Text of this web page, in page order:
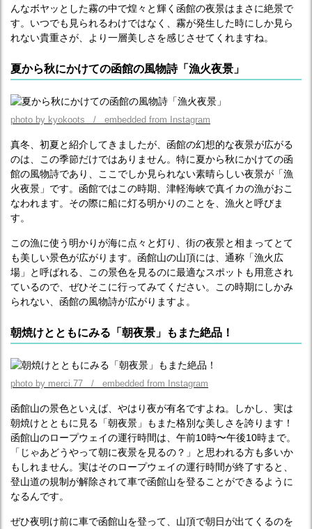
んなボヤッとした霧の中で煌々と輝く函館の夜景はまさに絶景で
す。いつでも見られるわけではなく、霧が発生した時にしか見ら
れない貴重さが、より一層美しさを感じさせてくれますね。
夏から秋にかけての函館の風物詩「漁火夜景」
photo by kyokoots / embedded from Instagram
真冬、初夏と紹介してきましたが、函館の幻想的な夜景が広がる
のは、この季節だけではありません。特に夏から秋にかけての函
館の風物詩であり、ここでしか見られない素晴らしい夜景が「漁
火夜景」です。函館ではこの時期、津軽海峡で真イカの漁がおこ
なわれます。その際に船に灯る明かりのことを、漁火と呼びま
す。
この漁に使う明かりが海に点々と灯り、街の夜景と相まってとて
も美しい景色が広がります。函館山の山頂には、通称「漁火広
場」と呼ばれる、この景色を見るのに最適なスポットも用意され
ているので、ぜひそこに行ってみてください。この時期にしかみ
られない、函館の風物詩が広がりますよ。
朝焼けとともにみる「朝夜景」もまた絶品！
photo by merci.77 / embedded from Instagram
函館山の景色といえば、やはり夜が有名ですよね。しかし、実は
朝焼けとともに見る「朝夜景」もまた格別な美しさを誇ります！
函館山のロープウェイの運行時間は、午前10時〜午後10時まで。
「じゃあどうやって朝に夜景を見るの？」と思われる方も多いか
もしれません。実はそのロープウェイの運行時間が終了すると、
登山道の規制が解除されて車で函館山を登ることができるように
なるんです。
ぜひ夜明け前に車で函館山を登って、山頂で朝日が出てくるのを